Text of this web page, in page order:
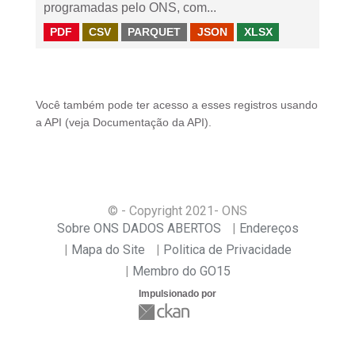
programadas pelo ONS, com...
PDF CSV PARQUET JSON XLSX
Você também pode ter acesso a esses registros usando
a API (veja Documentação da API ).
© - Copyright 2021 - ONS
Sobre ONS DADOS ABERTOS
Endereços
Mapa do Site
Politica de Privacidade
Membro do GO15
Impulsionado por